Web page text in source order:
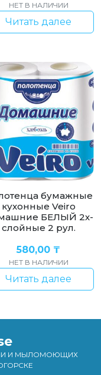
НЕТ В НАЛИЧИИ
Читать далее
бумажные
кухонные Veiro
БЕЛЫЙ 2х-
слойные 2 рул.
580,00 ₸
НЕТ В НАЛИЧИИ
Читать далее
И МЫЛОМОЮЩИХ